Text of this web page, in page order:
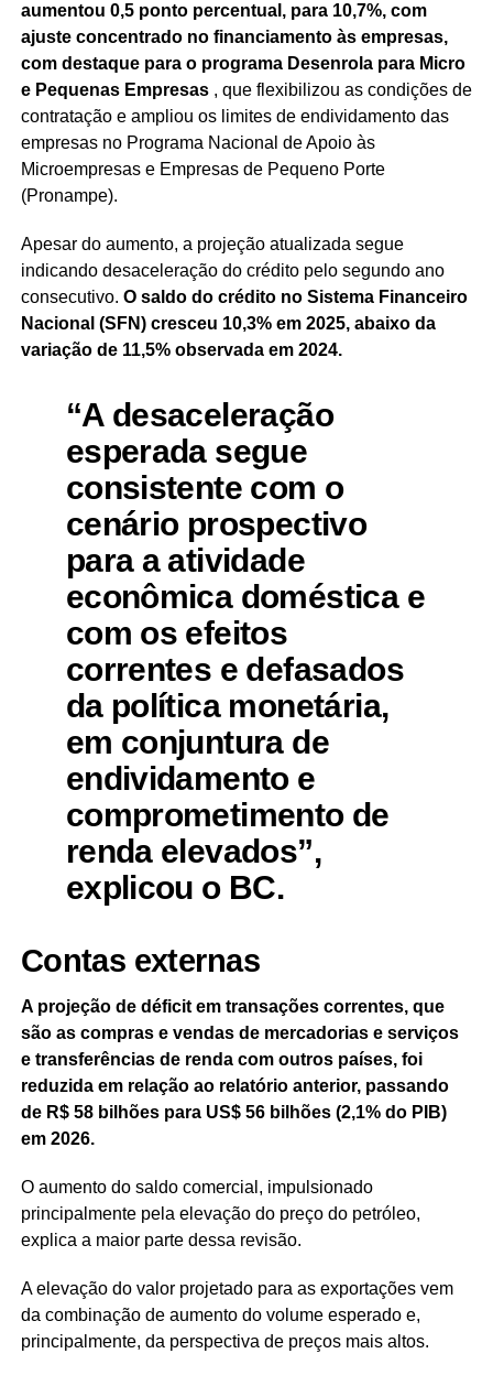
aumentou 0,5 ponto percentual, para 10,7%, com
ajuste concentrado no financiamento às empresas,
com destaque para o programa Desenrola para Micro
e Pequenas Empresas, que flexibilizou as condições de
contratação e ampliou os limites de endividamento das
empresas no Programa Nacional de Apoio às
Microempresas e Empresas de Pequeno Porte
(Pronampe).
Apesar do aumento, a projeção atualizada segue
indicando desaceleração do crédito pelo segundo ano
consecutivo. O saldo do crédito no Sistema Financeiro
Nacional (SFN) cresceu 10,3% em 2025, abaixo da
variação de 11,5% observada em 2024.
“A desaceleração
esperada segue
consistente com o
cenário prospectivo
para a atividade
econômica doméstica e
com os efeitos
correntes e defasados
da política monetária,
em conjuntura de
endividamento e
comprometimento de
renda elevados”,
explicou o BC.
Contas externas
A projeção de déficit em transações correntes, que
são as compras e vendas de mercadorias e serviços
e transferências de renda com outros países, foi
reduzida em relação ao relatório anterior, passando
de R$ 58 bilhões para US$ 56 bilhões (2,1% do PIB)
em 2026.
O aumento do saldo comercial, impulsionado
principalmente pela elevação do preço do petróleo,
explica a maior parte dessa revisão.
A elevação do valor projetado para as exportações vem
da combinação de aumento do volume esperado e,
principalmente, da perspectiva de preços mais altos.